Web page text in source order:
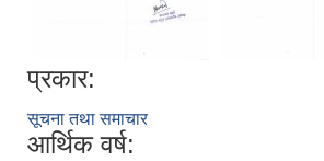
प्रकार:
सूचना तथा समाचार
आर्थिक वर्ष: